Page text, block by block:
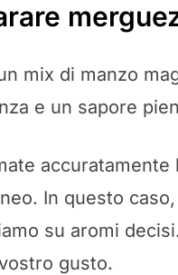
mix di manzo
e un sapore
In questo
su aromi
gusto.